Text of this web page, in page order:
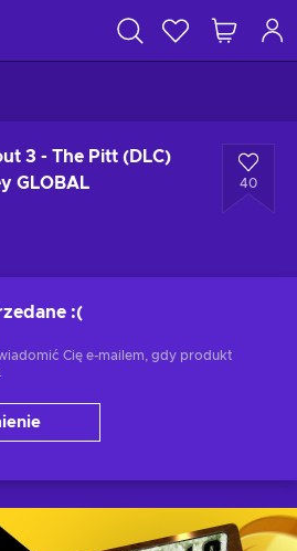
3 - The Pitt (DLC)
GLOBAL
40
:(
Cię e-mailem, gdy produkt